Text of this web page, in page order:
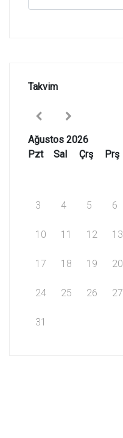
Takvim
Ağustos 2026
Pzt
Sal Çrş Prş
3 4 5 6
10 11 12 13
17 18 19 20
24 25 26 27
31